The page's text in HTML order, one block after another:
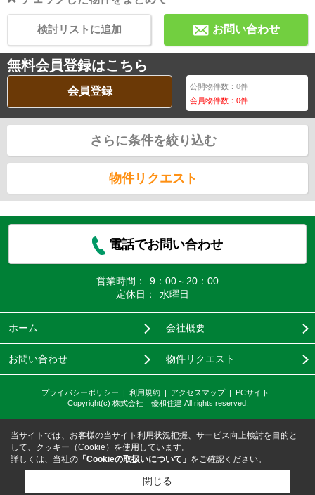
お問い合わせ
検討リストに追加
無料会員登録はこちら
会員登録 公開物件数：0件
会員物件数：0件
さらに条件を絞り込む
物件リクエスト
電話でお問い合わせ
営業時間：
9：00～20：00
定休日：
水曜日
ホーム 会社概要
お問い合わせ 物件リクエスト
プライバシーポリシー 利用規約 アクセスマップ
PCサイト
Copyright(c) 株式会社 優和住建 All rights reserved.
当サイトでは、お客様の当サイト利用状況把握、サービス向上検討を目的と
して、クッキー（Cookie）を使用しています。
詳しくは、当社の 「Cookieの取扱いについて」 をご確認ください。
閉じる